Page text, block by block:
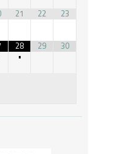
21 22 23
28
•
29 30